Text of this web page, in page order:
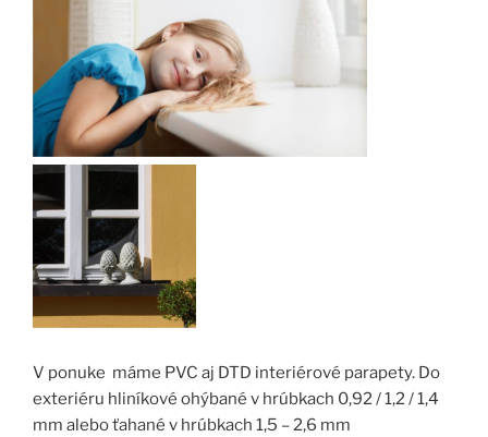
V ponuke máme PVC aj DTD interiérové parapety. Do
exteriéru hliníkové ohýbané v hrúbkach 0,92 / 1,2 / 1,4
mm alebo ťahané v hrúbkach 1,5 – 2,6 mm